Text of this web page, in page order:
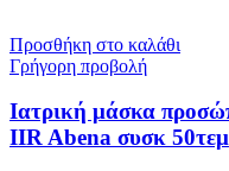
Προσθήκη στο καλάθι
Γρήγορη προβολή
Ιατρική μάσκα
IIR Abena συσκ 50τεμ